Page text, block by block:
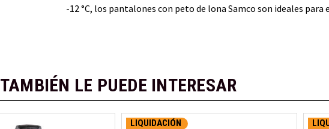
-12 °C, los pantalones con peto de lona Samco son ideales
TAMBIÉN LE PUEDE INTERESAR
LIQUIDACIÓN